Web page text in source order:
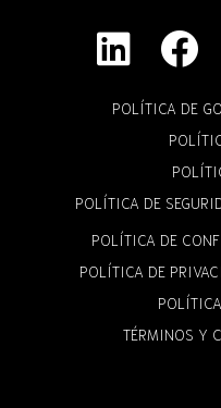
POLÍTICA DE
POLÍTICA DE
POLÍTICA DE
POLÍTICA DE
TÉRMINOS Y